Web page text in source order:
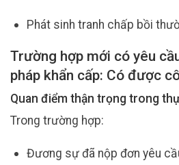
Phát sinh tranh chấp bồi
Trường hợp mới có yêu
pháp khẩn cấp: Có được
Quan điểm thận trọng trong
Trong trường hợp:
Đương sự đã nộp đơn yêu